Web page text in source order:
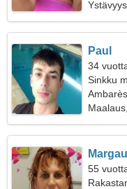
Ystävyys
Paul
34
Sinkku
55